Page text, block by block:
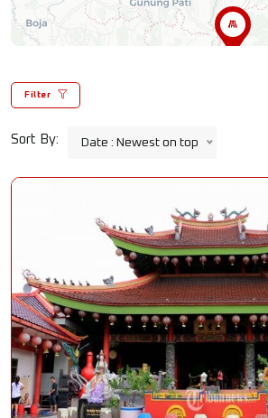
Filter
Sort By: Date : Newest on top